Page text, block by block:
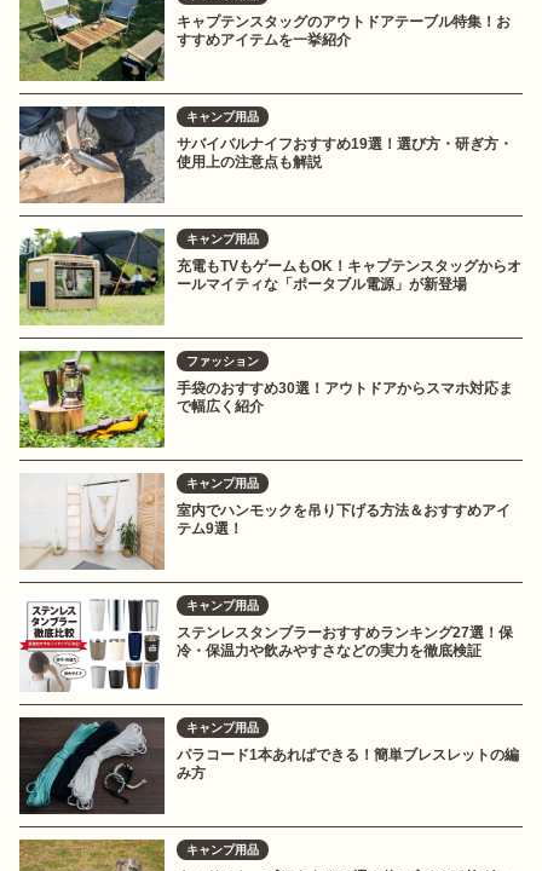
キャプテンスタッグのアウトドアテーブル特集！お
すすめアイテムを一挙紹介
キャンプ用品
サバイバルナイフおすすめ19選！選び方・研ぎ方・
使用上の注意点も解説
キャンプ用品
充電もTVもゲームもOK！キャプテンスタッグからオ
ールマイティな「ポータブル電源」が新登場
ファッション
手袋のおすすめ30選！アウトドアからスマホ対応ま
で幅広く紹介
キャンプ用品
室内でハンモックを吊り下げる方法＆おすすめアイ
テム9選！
キャンプ用品
ステンレスタンブラーおすすめランキング27選！保
冷・保温力や飲みやすさなどの実力を徹底検証
キャンプ用品
パラコード1本あればできる！簡単ブレスレットの編
み方
キャンプ用品